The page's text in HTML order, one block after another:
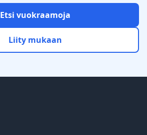
Etsi vuokraamoja
Liity mukaan